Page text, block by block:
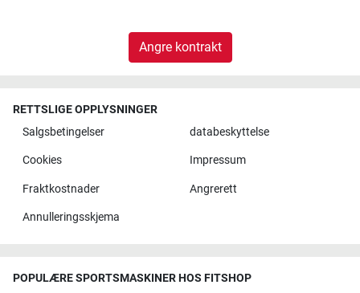
Angre kontrakt
RETTSLIGE OPPLYSNINGER
Salgsbetingelser
databeskyttelse
Cookies Impressum
Fraktkostnader Angrerett
Annulleringsskjema
POPULÆRE SPORTSMASKINER HOS FITSHOP